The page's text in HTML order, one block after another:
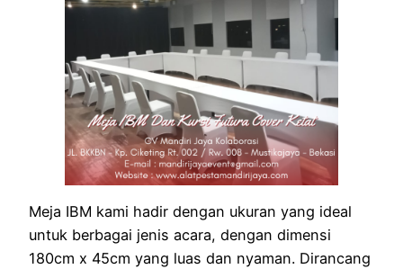
Meja IBM kami hadir dengan ukuran yang ideal
untuk berbagai jenis acara, dengan dimensi
180cm x 45cm yang luas dan nyaman. Dirancang